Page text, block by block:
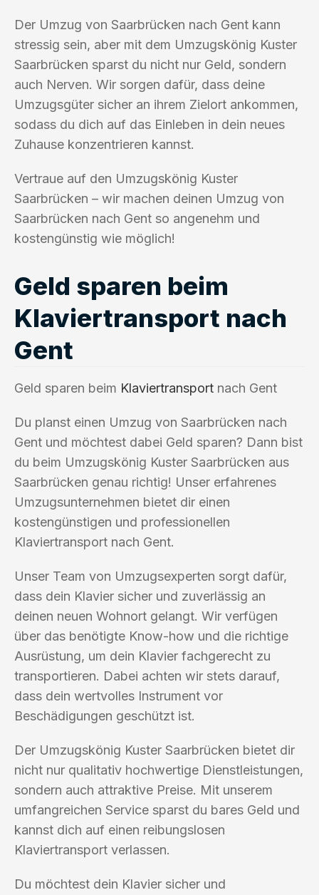
Der Umzug von Saarbrücken nach Gent kann
stressig sein, aber mit dem Umzugskönig Kuster
Saarbrücken sparst du nicht nur Geld, sondern
auch Nerven. Wir sorgen dafür, dass deine
Umzugsgüter sicher an ihrem Zielort ankommen,
sodass du dich auf das Einleben in dein neues
Zuhause konzentrieren kannst.
Vertraue auf den Umzugskönig Kuster
Saarbrücken – wir machen deinen Umzug von
Saarbrücken nach Gent so angenehm und
kostengünstig wie möglich!
Geld sparen beim
Klaviertransport nach
Gent
Geld sparen beim Klaviertransport nach Gent
Du planst einen Umzug von Saarbrücken nach
Gent und möchtest dabei Geld sparen? Dann bist
du beim Umzugskönig Kuster Saarbrücken aus
Saarbrücken genau richtig! Unser erfahrenes
Umzugsunternehmen bietet dir einen
kostengünstigen und professionellen
Klaviertransport nach Gent.
Unser Team von Umzugsexperten sorgt dafür,
dass dein Klavier sicher und zuverlässig an
deinen neuen Wohnort gelangt. Wir verfügen
über das benötigte Know-how und die richtige
Ausrüstung, um dein Klavier fachgerecht zu
transportieren. Dabei achten wir stets darauf,
dass dein wertvolles Instrument vor
Beschädigungen geschützt ist.
Der Umzugskönig Kuster Saarbrücken bietet dir
nicht nur qualitativ hochwertige Dienstleistungen,
sondern auch attraktive Preise. Mit unserem
umfangreichen Service sparst du bares Geld und
kannst dich auf einen reibungslosen
Klaviertransport verlassen.
Du möchtest dein Klavier sicher und